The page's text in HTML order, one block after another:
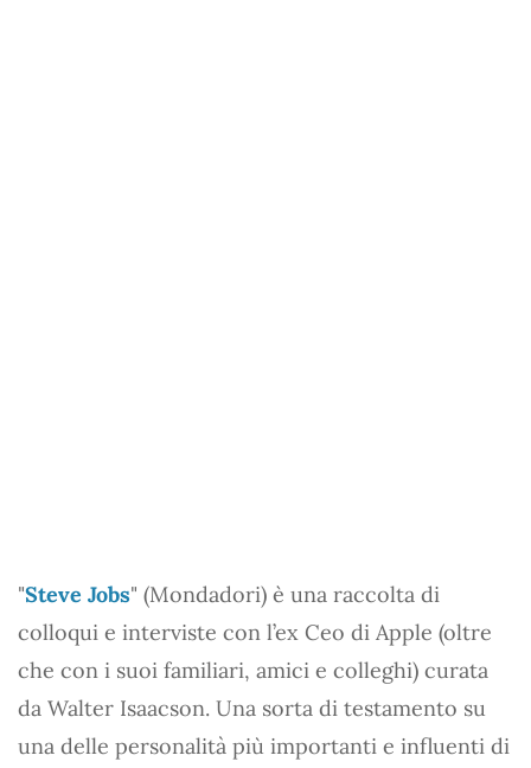
"Steve Jobs" (Mondadori) è una raccolta di
colloqui e interviste con l’ex Ceo di Apple (oltre
che con i suoi familiari, amici e colleghi) curata
da Walter Isaacson. Una sorta di testamento su
una delle personalità più importanti e influenti di